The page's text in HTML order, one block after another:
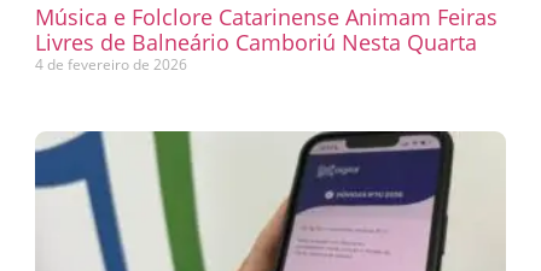
Música e Folclore Catarinense Animam Feiras
Livres de Balneário Camboriú Nesta Quarta
4 de fevereiro de 2026